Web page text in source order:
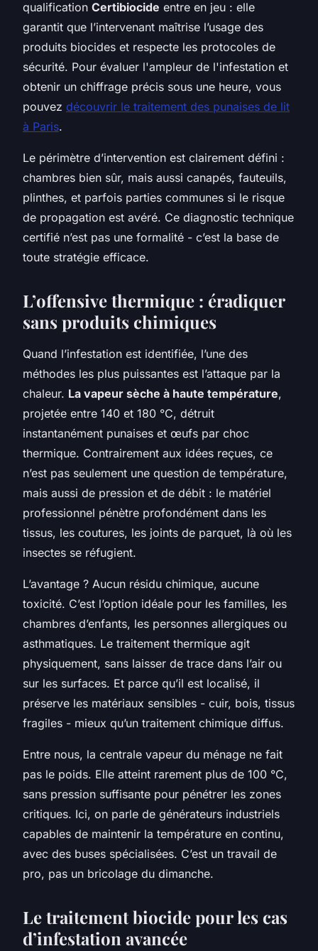
qualification Certibiocide entre en jeu : elle
garantit que l’intervenant maîtrise l’usage des
produits biocides et respecte les protocoles de
sécurité. Pour évaluer l'ampleur de l'infestation et
obtenir un chiffrage précis sous une heure, vous
pouvez découvrir le traitement des punaises de lit
à Paris.
Le périmètre d’intervention est clairement défini :
chambres bien sûr, mais aussi canapés, fauteuils,
plinthes, et parfois parties communes si le risque
de propagation est avéré. Ce diagnostic technique
certifié n’est pas une formalité - c’est la base de
toute stratégie efficace.
L’offensive thermique : éradiquer
sans produits chimiques
Quand l’infestation est identifiée, l’une des
méthodes les plus puissantes est l’attaque par la
chaleur. La vapeur sèche à haute température,
projetée entre 140 et 180 °C, détruit
instantanément punaises et œufs par choc
thermique. Contrairement aux idées reçues, ce
n’est pas seulement une question de température,
mais aussi de pression et de débit : le matériel
professionnel pénètre profondément dans les
tissus, les coutures, les joints de parquet, là où les
insectes se réfugient.
L’avantage ? Aucun résidu chimique, aucune
toxicité. C’est l’option idéale pour les familles, les
chambres d’enfants, les personnes allergiques ou
asthmatiques. Le traitement thermique agit
physiquement, sans laisser de trace dans l’air ou
sur les surfaces. Et parce qu’il est localisé, il
préserve les matériaux sensibles - cuir, bois, tissus
fragiles - mieux qu’un traitement chimique diffus.
Entre nous, la centrale vapeur du ménage ne fait
pas le poids. Elle atteint rarement plus de 100 °C,
sans pression suffisante pour pénétrer les zones
critiques. Ici, on parle de générateurs industriels
capables de maintenir la température en continu,
avec des buses spécialisées. C’est un travail de
pro, pas un bricolage du dimanche.
Le traitement biocide pour les cas
d’infestation avancée